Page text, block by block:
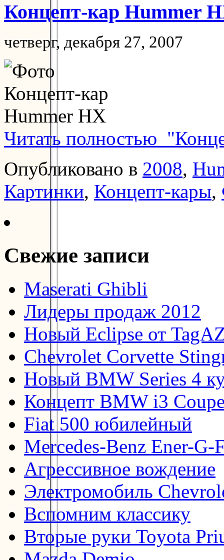
Концепт-кар Hummer
четверг, декабря 27, 2007
Читать полностью
Опубликовано в 2008,
Картинки, Концепт-кары,
Свежие записи
Maserati Ghibli
Лидеры продаж 2012
Новый Eclipse от
Chevrolet Corvette
Новый BMW Series 4
Концепт BMW i3
Fiat 500 юбилейный
Mercedes-Benz Ener-G-
Агрессивное вождение
Электромобиль
Вспомним классику
Вторые руки Toyota